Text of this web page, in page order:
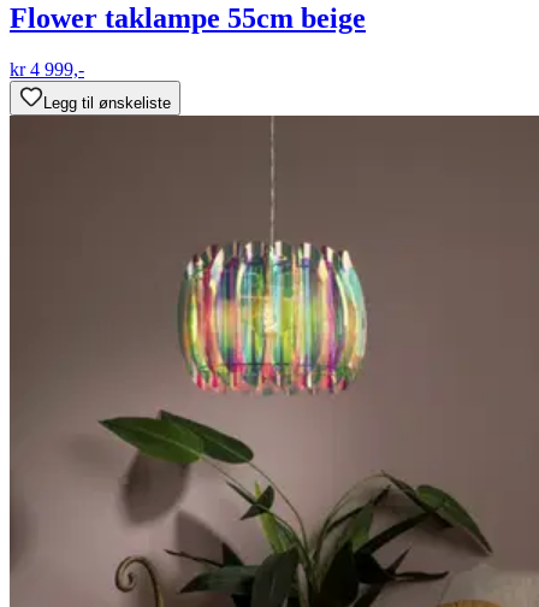
Flower taklampe 55cm beige
kr 4 999,-
Legg til ønskeliste